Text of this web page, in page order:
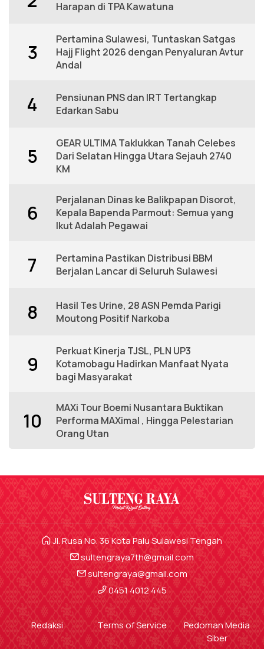
Harapan di TPA Kawatuna
3
Pertamina Sulawesi, Tuntaskan Satgas
Hajj Flight 2026 dengan Penyaluran Avtur
Andal
4
Pensiunan PNS dan IRT Tertangkap
Edarkan Sabu
5
GEAR ULTIMA Taklukkan Tanah Celebes
Dari Selatan Hingga Utara Sejauh 2740
KM
6
Perjalanan Dinas ke Balikpapan Disorot,
Kepala Bapenda Parmout: Semua yang
Ikut Adalah Pegawai
7
Pertamina Pastikan Distribusi BBM
Berjalan Lancar di Seluruh Sulawesi
8
Hasil Tes Urine, 28 ASN Pemda Parigi
Moutong Positif Narkoba
9
Perkuat Kinerja TJSL, PLN UP3
Kotamobagu Hadirkan Manfaat Nyata
bagi Masyarakat
10
MAXi Tour Boemi Nusantara Buktikan
Performa MAXimal , Hingga Pelestarian
Orang Utan
Jl. Rusa No. 36 Kota Palu Sulawesi Tengah
sultengraya7th@gmail.com
sultengraya@gmail.com
0451 4012 445
Redaksi Terms of Service
Pedoman Media
Siber